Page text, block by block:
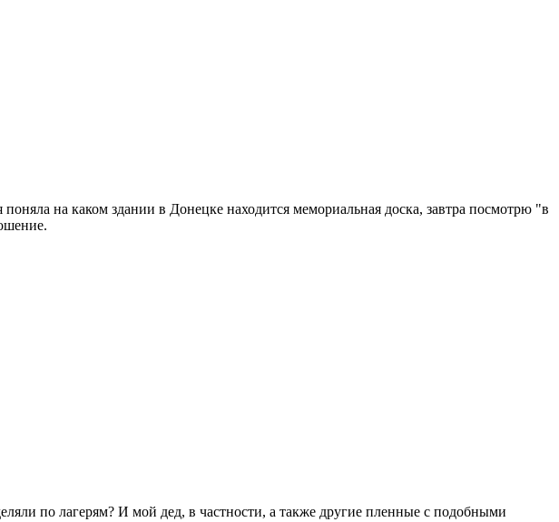
на каком здании в Донецке находится мемориальная доска, завтра посмотрю "в
по лагерям? И мой дед, в частности, а также другие пленные с подобными